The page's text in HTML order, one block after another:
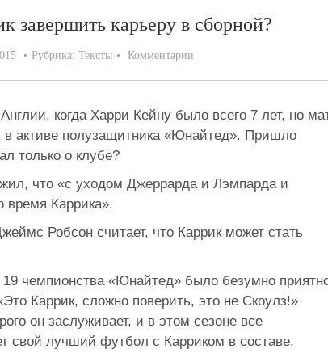
завершить карьеру в сборной?
Рубрика: Тексты Комментарии
когда Харри Кейну было всего 7 лет, но
активе полузащитника «Юнайтед». Пришло
только о клубе?
что «с уходом Джеррарда и Лэмпарда и
время Каррика».
Робсон считает, что Каррик может стать
чемпионства «Юнайтед» было безумно
Каррик, сложно поверить, это не Скоулз!»
он заслуживает, и в этом сезоне все
свой лучший футбол с Карриком в составе.